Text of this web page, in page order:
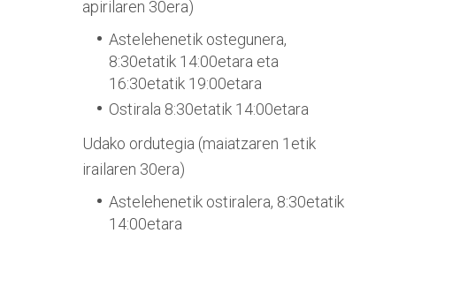
apirilaren 30era)
Astelehenetik ostegunera,
8:30etatik 14:00etara eta
16:30etatik 19:00etara
Ostirala 8:30etatik 14:00etara
Udako ordutegia (maiatzaren 1etik
irailaren 30era)
Astelehenetik ostiralera, 8:30etatik
14:00etara